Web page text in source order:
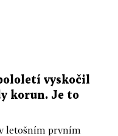
vyskočil
korun. Je to
letošním prvním